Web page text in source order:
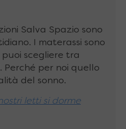
con supporti
rapida
140×45 cm, spessore 25
cm
Salva Spazio sono
I materassi sono
scegliere tra
Perché per noi quello
del sonno.
letti si dorme